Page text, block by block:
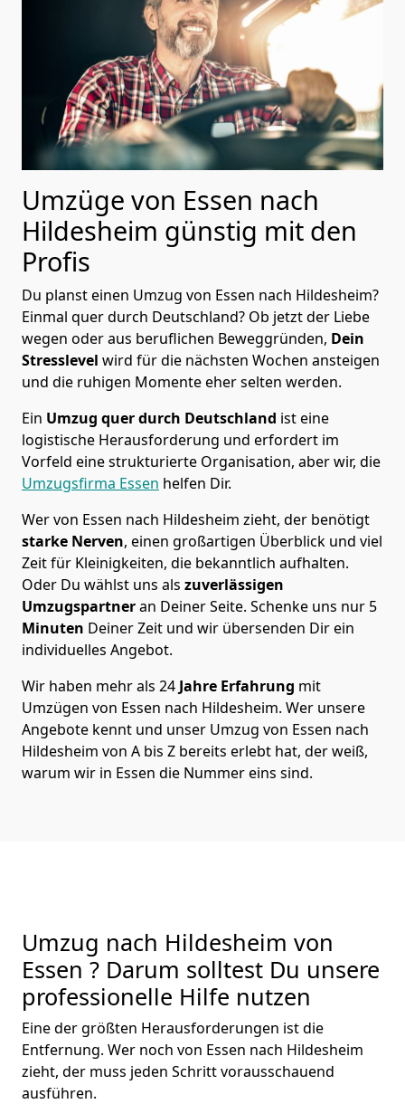
Umzüge von Essen nach
Hildesheim günstig mit den
Profis
Du planst einen Umzug von Essen nach Hildesheim?
Einmal quer durch Deutschland? Ob jetzt der Liebe
wegen oder aus beruflichen Beweggründen, Dein
Stresslevel wird für die nächsten Wochen ansteigen
und die ruhigen Momente eher selten werden.
Ein Umzug quer durch Deutschland ist eine
logistische Herausforderung und erfordert im
Vorfeld eine strukturierte Organisation, aber wir, die
Umzugsfirma Essen helfen Dir.
Wer von Essen nach Hildesheim zieht, der benötigt
starke Nerven, einen großartigen Überblick und viel
Zeit für Kleinigkeiten, die bekanntlich aufhalten.
Oder Du wählst uns als zuverlässigen
Umzugspartneran Deiner Seite. Schenke uns nur 5
Minuten Deiner Zeit und wir übersenden Dir ein
individuelles Angebot.
Wir haben mehr als 24 Jahre Erfahrung mit
Umzügen von Essen nach Hildesheim. Wer unsere
Angebote kennt und unser Umzug von Essen nach
Hildesheim von A bis Z bereits erlebt hat, der weiß,
warum wir in Essen die Nummer eins sind.
Umzug nach Hildesheim von
Essen ? Darum solltest Du unsere
professionelle Hilfe nutzen
Eine der größten Herausforderungen ist die
Entfernung. Wer noch von Essen nach Hildesheim
zieht, der muss jeden Schritt vorausschauend
ausführen.